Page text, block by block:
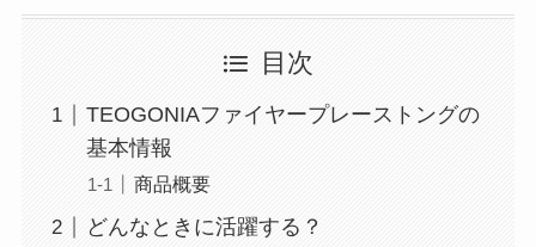
目次
TEOGONIAファイヤープレーストングの
基本情報
商品概要
どんなときに活躍する？